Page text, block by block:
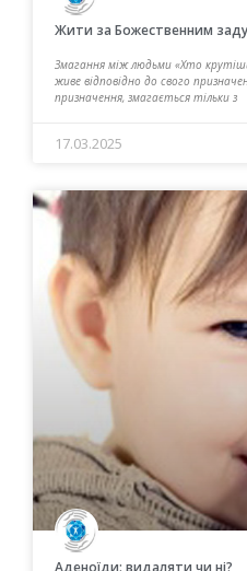
Жити за Божественним
Змагання між людьми «Хто
живе відповідно до свого
призначення, змагається тільки з
17.03.2025